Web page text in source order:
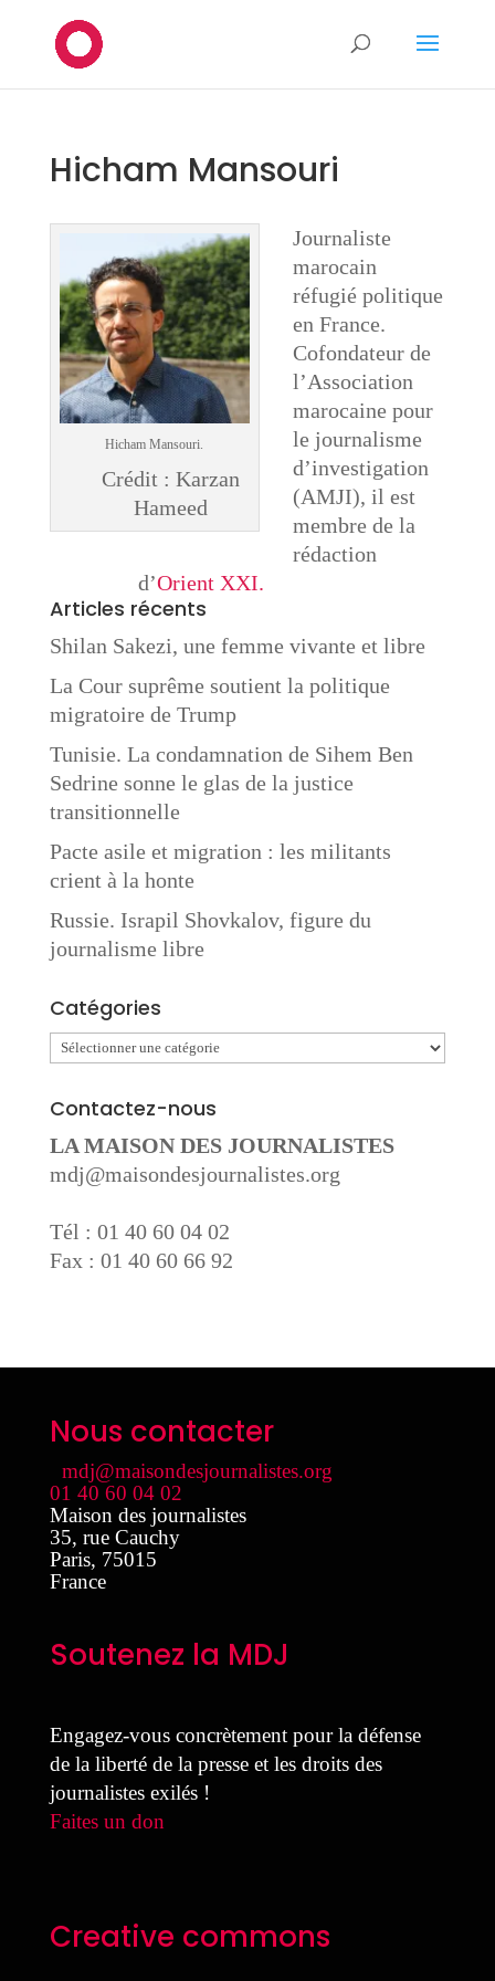
Hicham Mansouri
Hicham Mansouri.
Crédit : Karzan
Hameed
Journaliste
marocain
réfugié politique
en France.
Cofondateur de
l’Association
marocaine pour
le journalisme
d’investigation
(AMJI), il est
membre de la
rédaction
d’Orient XXI.
Articles récents
Shilan Sakezi, une femme vivante et libre
La Cour suprême soutient la politique
migratoire de Trump
Tunisie. La condamnation de Sihem Ben
Sedrine sonne le glas de la justice
transitionnelle
Pacte asile et migration : les militants
crient à la honte
Russie. Israpil Shovkalov, figure du
journalisme libre
Catégories
Catégories
Contactez-nous
LA MAISON DES JOURNALISTES
mdj@maisondesjournalistes.org
Tél : 01 40 60 04 02
Fax : 01 40 60 66 92
Nous contacter
mdj@maisondesjournalistes.org
01 40 60 04 02
Maison des journalistes
35, rue Cauchy
Paris, 75015
France
Soutenez la MDJ
Engagez-vous concrètement pour la défense
de la liberté de la presse et les droits des
journalistes exilés !
Faites un don
Creative commons